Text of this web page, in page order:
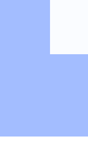
Réserver